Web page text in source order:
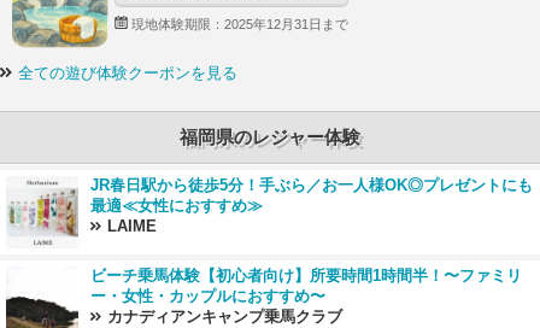
現地体験期限：2025年12月31日まで
全ての遊び体験クーポンを見る
福岡県のレジャー体験
JR春日駅から徒歩5分！手ぶら／お一人様OK◎プレゼントにも
最適≪女性におすすめ≫
LAIME
ビーチ乗馬体験【初心者向け】所要時間1時間半！〜ファミリ
ー・女性・カップルにおすすめ〜
カナディアンキャンプ乗馬クラブ